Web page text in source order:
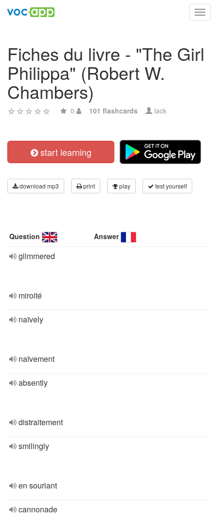
Fiches du livre - "The Girl
Philippa" (Robert W.
Chambers)
0 101 flashcards lack
start learning
download mp3 print play test yourself
Question Answer
glimmered
miroité
naïvely
naïvement
absently
distraitement
smilingly
en souriant
cannonade